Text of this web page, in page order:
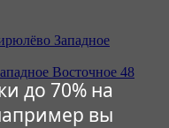
до 70% на
вы
Западное
Восточное 48